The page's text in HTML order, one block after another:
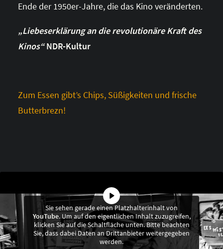
Ende der 1950er-Jahre, die das Kino veränderten.
„Liebeserklärung an die revolutionäre Kraft des
Kinos“NDR-Kultur
Zum Essen gibt’s Chips, Süßigkeiten und frische
Butterbrezn!
Sie sehen gerade einen Platzhalterinhalt von
YouTube. Um auf den eigentlichen Inhalt zuzugreifen,
klicken Sie auf die Schaltfläche unten. Bitte beachten
Sie, dass dabei Daten an Drittanbieter weitergegeben
werden.